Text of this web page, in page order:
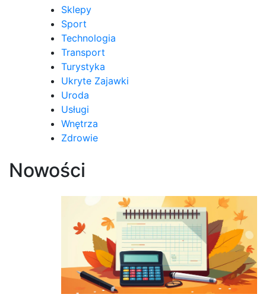
Sklepy
Sport
Technologia
Transport
Turystyka
Ukryte Zajawki
Uroda
Usługi
Wnętrza
Zdrowie
Nowości